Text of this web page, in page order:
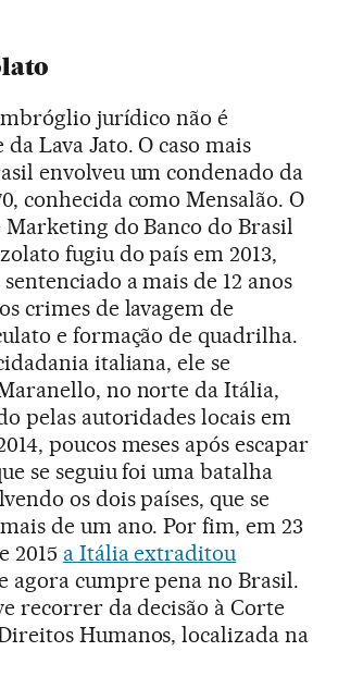
jurídico não é
Lava Jato. O caso mais
envolveu um condenado da
conhecida como Mensalão. O
do Banco do Brasil
fugiu do país em 2013,
a mais de 12 anos
crimes de lavagem de
e formação de quadrilha.
italiana, ele se
no norte da Itália,
pelas autoridades locais em
poucos meses após escapar
se seguiu foi uma batalha
os dois países, que se
de um ano. Por fim, em 23
2015 a Itália extraditou
agora cumpre pena no Brasil.
recorrer da decisão à Corte
Humanos, localizada na